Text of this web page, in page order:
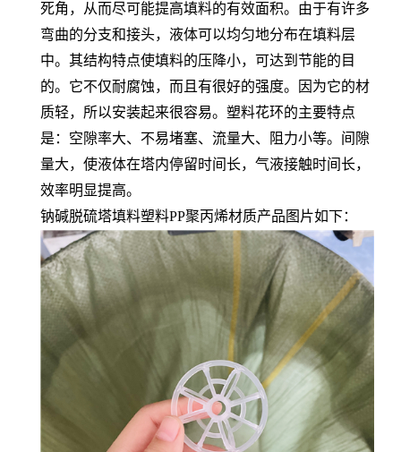
死角，从而尽可能提高填料的有效面积。由于有许多
弯曲的分支和接头，液体可以均匀地分布在填料层
中。其结构特点使填料的压降小，可达到节能的目
的。它不仅耐腐蚀，而且有很好的强度。因为它的材
质轻，所以安装起来很容易。塑料花环的主要特点
是：空隙率大、不易堵塞、流量大、阻力小等。间隙
量大，使液体在塔内停留时间长，气液接触时间长，
效率明显提高。
钠碱脱硫塔填料塑料PP聚丙烯材质产品图片如下：